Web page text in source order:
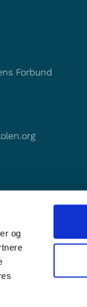
og
Forbund